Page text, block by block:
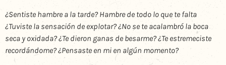
¿Sentiste hambre a la tarde? Hambre de todo lo que te falta
¿Tuviste la sensación de explotar? ¿No se te acalambró la boca
seca y oxidada? ¿Te dieron ganas de besarme? ¿Te estremeciste
recordándome? ¿Pensaste en mi en algún momento?